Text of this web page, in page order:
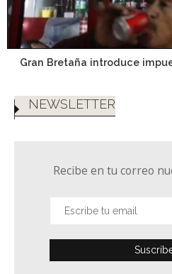
Gran Bretaña introduce
NEWSLETTER
Recibe en tu correo